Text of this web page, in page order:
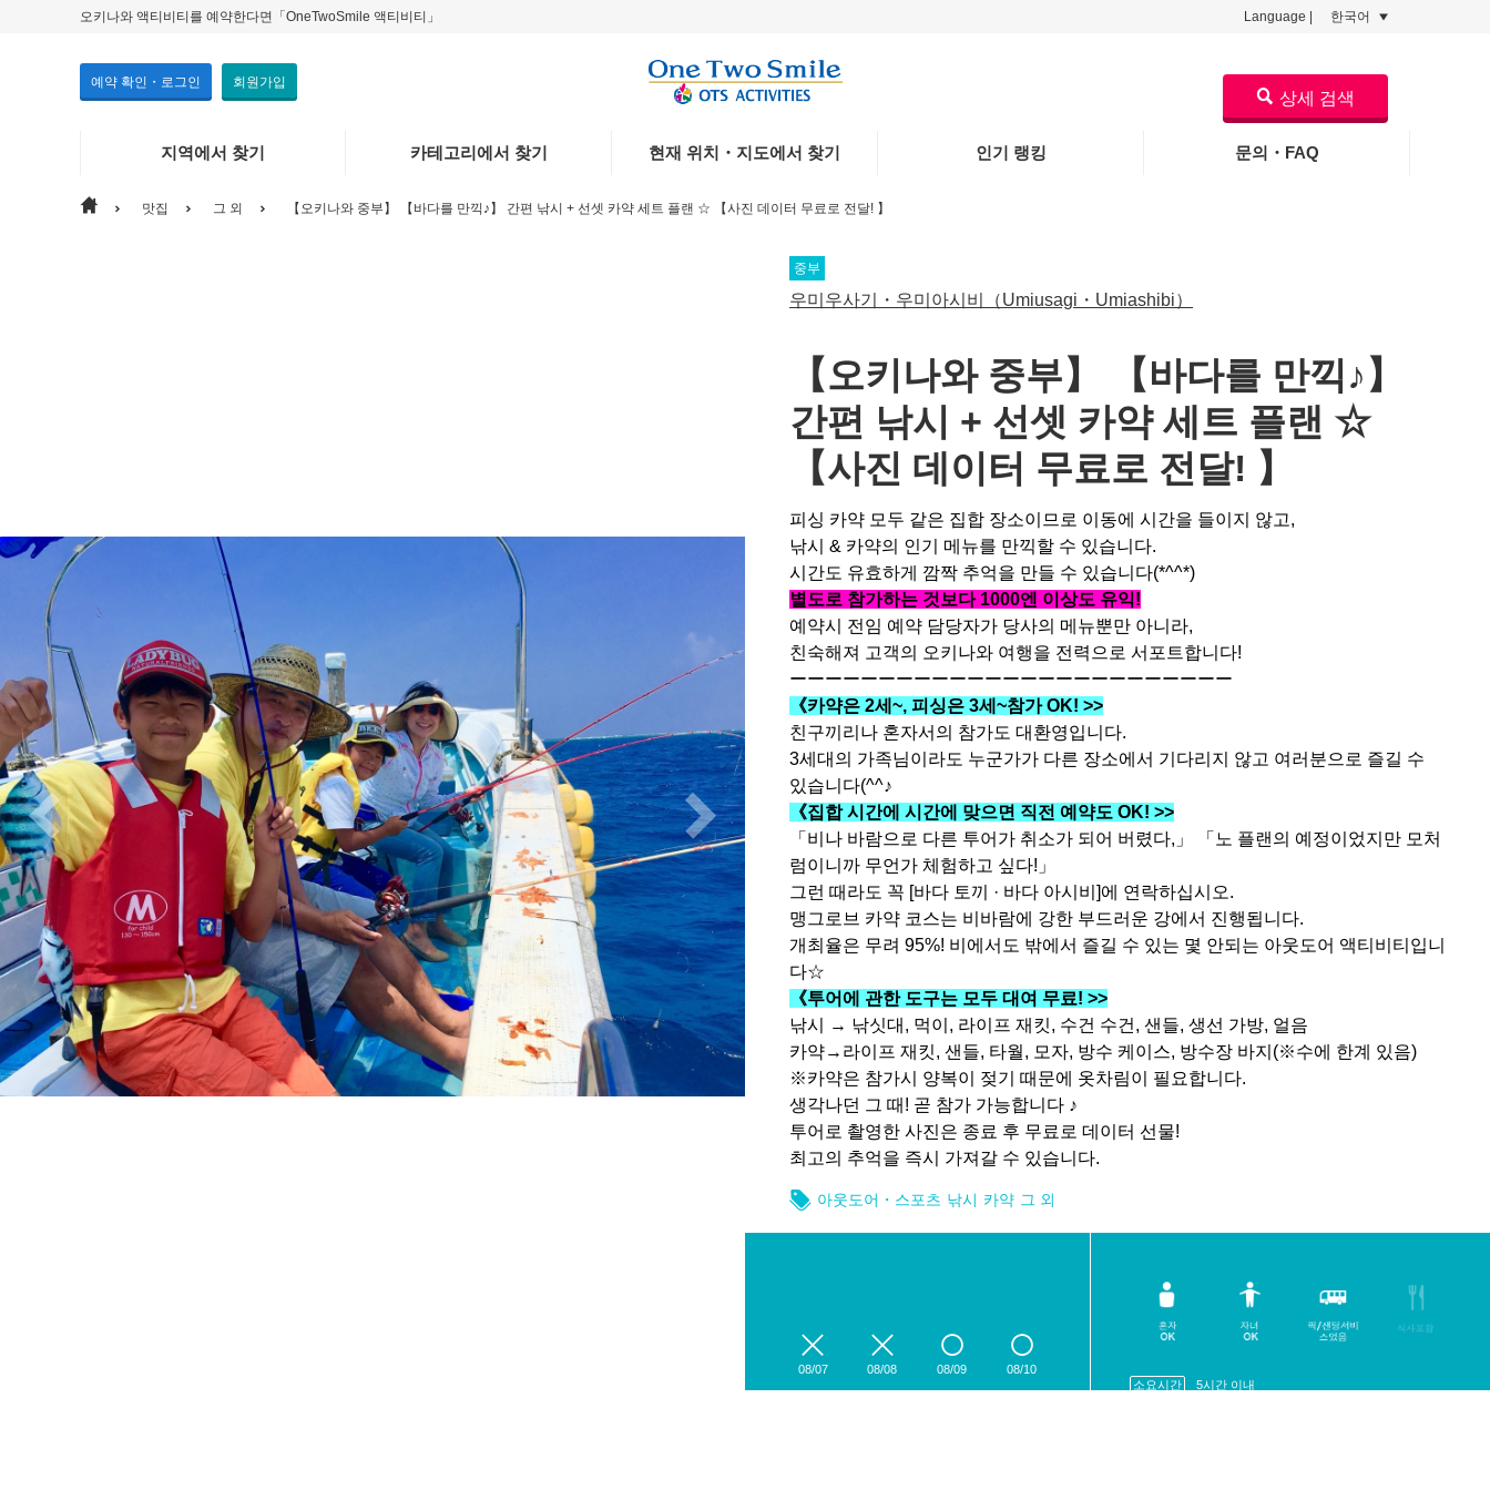
오키나와 액티비티를 예약한다면「OneTwoSmile 액티비티」 Language | 한국어
예약 확인・로그인 회원가입
지역에서 찾기 카테고리에서 찾기 현재 위치・지도에서 찾기 인기 랭킹 문의・FAQ
상세 검색
맛집 그 외 【오키나와 중부】 【바다를 만끽♪】 간편 낚시 + 선셋 카약 세트 플랜 ☆ 【사진 데이터 무료로 전달! 】
중부
우미우사기・우미아시비（Umiusagi・Umiashibi）
【오키나와 중부】 【바다를 만끽♪】
간편 낚시 + 선셋 카약 세트 플랜 ☆
【사진 데이터 무료로 전달! 】
피싱 카약 모두 같은 집합 장소이므로 이동에 시간을 들이지 않고,
낚시 & 카약의 인기 메뉴를 만끽할 수 있습니다.
시간도 유효하게 깜짝 추억을 만들 수 있습니다(*^^*)
별도로 참가하는 것보다 1000엔 이상도 유익!
예약시 전임 예약 담당자가 당사의 메뉴뿐만 아니라,
친숙해져 고객의 오키나와 여행을 전력으로 서포트합니다!
ーーーーーーーーーーーーーーーーーーーーーーーーー
《카약은 2세~, 피싱은 3세~참가 OK! >>
친구끼리나 혼자서의 참가도 대환영입니다.
3세대의 가족님이라도 누군가가 다른 장소에서 기다리지 않고 여러분으로 즐길 수
있습니다(^^♪
《집합 시간에 시간에 맞으면 직전 예약도 OK! >>
「비나 바람으로 다른 투어가 취소가 되어 버렸다,」 「노 플랜의 예정이었지만 모처
럼이니까 무언가 체험하고 싶다!」
그런 때라도 꼭 [바다 토끼 · 바다 아시비]에 연락하십시오.
맹그로브 카약 코스는 비바람에 강한 부드러운 강에서 진행됩니다.
개최율은 무려 95%! 비에서도 밖에서 즐길 수 있는 몇 안되는 아웃도어 액티비티입니
다☆
《투어에 관한 도구는 모두 대여 무료! >>
낚시 → 낚싯대, 먹이, 라이프 재킷, 수건 수건, 샌들, 생선 가방, 얼음
카약→라이프 재킷, 샌들, 타월, 모자, 방수 케이스, 방수장 바지(※수에 한계 있음)
※카약은 참가시 양복이 젖기 때문에 옷차림이 필요합니다.
생각나던 그 때! 곧 참가 가능합니다 ♪
투어로 촬영한 사진은 종료 후 무료로 데이터 선물!
최고의 추억을 즉시 가져갈 수 있습니다.
아웃도어・스포츠 낚시 카약 그 외
08/07 08/08 08/09
08/10
소요시간
5시간 이내